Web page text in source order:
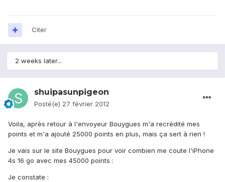
Citer
2 weeks later...
shuipasunpigeon
Posté(e) 27 février 2012
Voila, après retour à l'envoyeur Bouygues m'a recrédité mes
points et m'a ajouté 25000 points en plus, mais ça sert à rien !
Je vais sur le site Bouygues pour voir combien me coute l'iPhone
4s 16 go avec mes 45000 points :
Je constate :